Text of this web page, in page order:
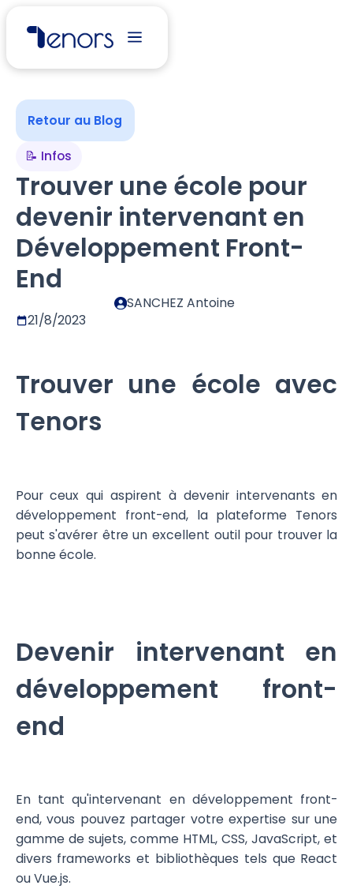
Retour au Blog
📝 Infos
Trouver une école pour
devenir intervenant en
Développement Front-
End
SANCHEZ Antoine
21/8/2023
Trouver une école avec
Tenors
Pour ceux qui aspirent à devenir intervenants en
développement front-end, la plateforme Tenors
peut s'avérer être un excellent outil pour trouver la
bonne école.
Devenir intervenant en
développement front-
end
En tant qu'intervenant en développement front-
end, vous pouvez partager votre expertise sur une
gamme de sujets, comme HTML, CSS, JavaScript, et
divers frameworks et bibliothèques tels que React
ou Vue.js.